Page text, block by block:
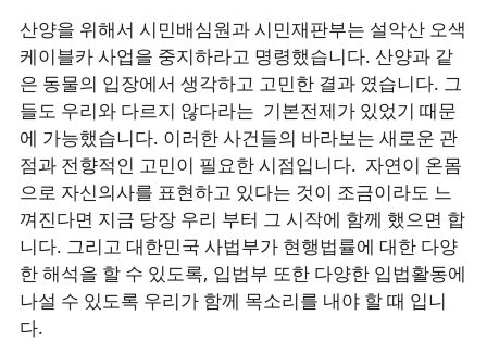
산양을 위해서 시민배심원과 시민재판부는 설악산 오색
케이블카 사업을 중지하라고 명령했습니다. 산양과 같
은 동물의 입장에서 생각하고 고민한 결과 였습니다. 그
들도 우리와 다르지 않다라는 기본전제가 있었기 때문
에 가능했습니다. 이러한 사건들의 바라보는 새로운 관
점과 전향적인 고민이 필요한 시점입니다. 자연이 온몸
으로 자신의사를 표현하고 있다는 것이 조금이라도 느
껴진다면 지금 당장 우리 부터 그 시작에 함께 했으면 합
니다. 그리고 대한민국 사법부가 현행법률에 대한 다양
한 해석을 할 수 있도록, 입법부 또한 다양한 입법활동에
나설 수 있도록 우리가 함께 목소리를 내야 할 때 입니
다.